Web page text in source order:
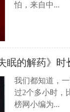
怕，来自中...
眠的解药》时
我们都知道，
过2个多小时，
榜网小编为...